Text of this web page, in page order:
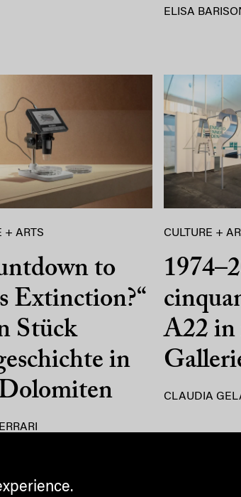
ELISA
+ ARTS
to
Extinction?“
Stück
in
CULTURE +
A22 in
CLAUDIA